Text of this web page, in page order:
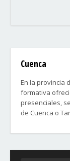
Cuenca
En la provincia
formativa
presenciales,
de Cuenca o